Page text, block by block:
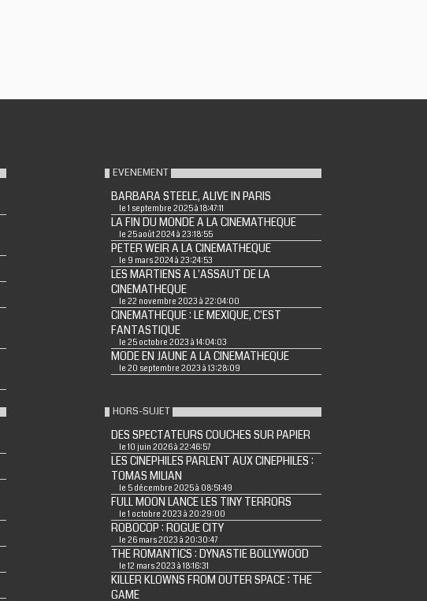
EVENEMENT
BARBARA STEELE, ALIVE IN PARIS
le 1 septembre 2025 à 18:47:11
LA FIN DU MONDE A LA CINEMATHEQUE
le 25 août 2024 à 23:18:55
PETER WEIR A LA CINEMATHEQUE
le 9 mars 2024 à 23:24:53
LES MARTIENS A L'ASSAUT DE LA
CINEMATHEQUE
le 22 novembre 2023 à 22:04:00
CINEMATHEQUE : LE MEXIQUE, C'EST
FANTASTIQUE
le 25 octobre 2023 à 14:04:03
MODE EN JAUNE A LA CINEMATHEQUE
le 20 septembre 2023 à 13:28:09
HORS-SUJET
DES SPECTATEURS COUCHES SUR PAPIER
le 10 juin 2026 à 22:46:57
LES CINEPHILES PARLENT AUX CINEPHILES :
TOMAS MILIAN
le 5 décembre 2025 à 08:51:49
FULL MOON LANCE LES TINY TERRORS
le 1 octobre 2023 à 20:29:00
ROBOCOP : ROGUE CITY
le 26 mars 2023 à 20:30:47
THE ROMANTICS : DYNASTIE BOLLYWOOD
le 12 mars 2023 à 18:16:31
KILLER KLOWNS FROM OUTER SPACE : THE
GAME